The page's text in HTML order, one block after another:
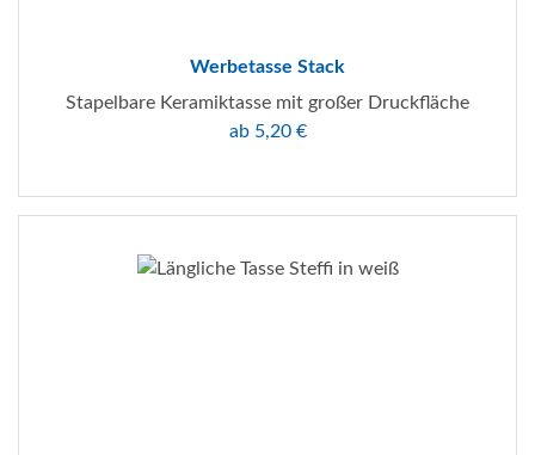
Werbetasse Stack
Stapelbare Keramiktasse mit großer Druckfläche
ab 5,20 €